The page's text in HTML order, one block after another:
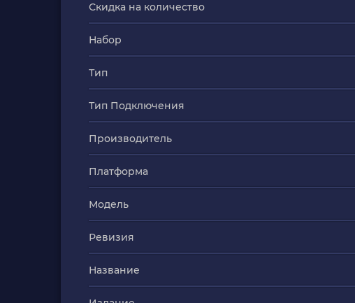
Скидка на количество
Набор
Тип
Тип Подключения
Производитель
Платформа
Модель
Ревизия
Название